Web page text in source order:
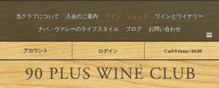
当クラブについて 入会のご案内 ワイン・ショップ
ワインとワイナリー
ナパ・ヴァレーのライフスタイル
ブログ お問い合わせ
Cart0items:$0.00
アカウント ログイン
The